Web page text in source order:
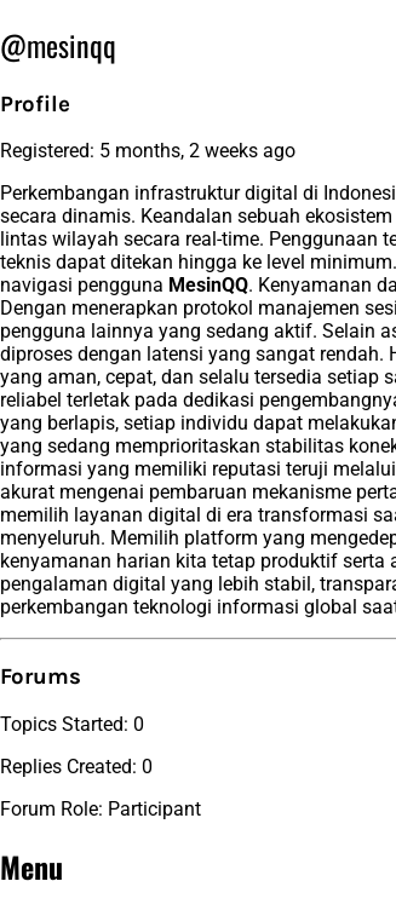
@mesinqq
Profile
Registered: 5 months, 2 weeks ago
Perkembangan infrastruktur digital di
secara dinamis. Keandalan sebuah
lintas wilayah secara real-time.
teknis dapat ditekan hingga ke level
navigasi pengguna MesinQQ. Kenyamanan
Dengan menerapkan protokol manajemen
pengguna lainnya yang sedang aktif. Selain
diproses dengan latensi yang sangat
yang aman, cepat, dan selalu tersedia setiap
reliabel terletak pada dedikasi
yang berlapis, setiap individu dapat
yang sedang memprioritaskan stabilitas
informasi yang memiliki reputasi teruji
akurat mengenai pembaruan mekanisme
memilih layanan digital di era transformasi
menyeluruh. Memilih platform yang
kenyamanan harian kita tetap produktif
pengalaman digital yang lebih stabil,
perkembangan teknologi informasi global
Forums
Topics Started: 0
Replies Created: 0
Forum Role: Participant
Menu